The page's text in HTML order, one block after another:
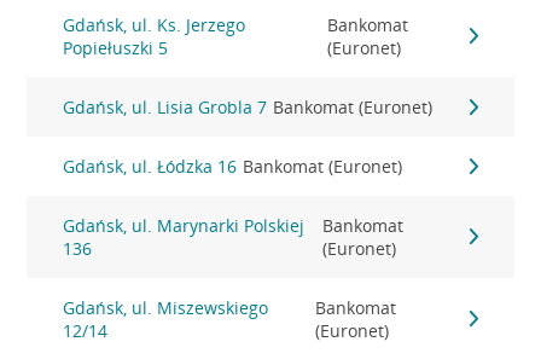
Gdańsk, ul. Ks. Jerzego
Popiełuszki 5
Bankomat
(Euronet)
Gdańsk, ul. Lisia Grobla 7 Bankomat (Euronet)
Gdańsk, ul. Łódzka 16 Bankomat (Euronet)
Gdańsk, ul. Marynarki Polskiej
136
Bankomat
(Euronet)
Gdańsk, ul. Miszewskiego
12/14
Bankomat
(Euronet)